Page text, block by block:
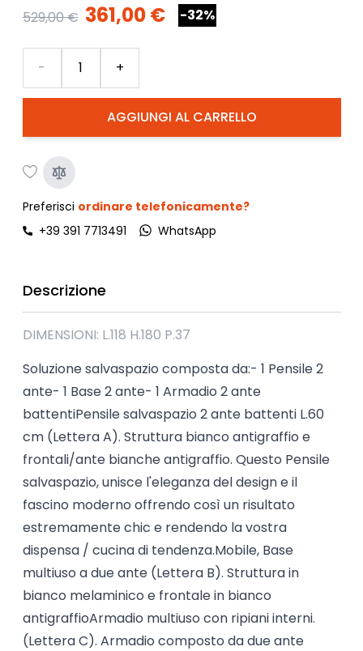
529,00 € 361,00 € -32%
AGGIUNGI AL CARRELLO
- +
Preferisci ordinare telefonicamente?
+39 391 7713491
WhatsApp
Descrizione
DIMENSIONI: L.118 H.180 P.37
Soluzione salvaspazio composta da:- 1 Pensile 2
ante- 1 Base 2 ante- 1 Armadio 2 ante
battentiPensile salvaspazio 2 ante battenti L.60
cm (Lettera A). Struttura bianco antigraffio e
frontali/ante bianche antigraffio. Questo Pensile
salvaspazio, unisce l'eleganza del design e il
fascino moderno offrendo così un risultato
estremamente chic e rendendo la vostra
dispensa / cucina di tendenza.Mobile, Base
multiuso a due ante (Lettera B). Struttura in
bianco melaminico e frontale in bianco
antigraffioArmadio multiuso con ripiani interni.
(Lettera C). Armadio composto da due ante